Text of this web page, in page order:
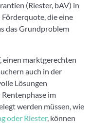
(Riester, bAV) in
die eine
das Grundproblem
einen marktgerechten
auch in der
Lösungen
im
werden müssen, wie
oder Riester, können